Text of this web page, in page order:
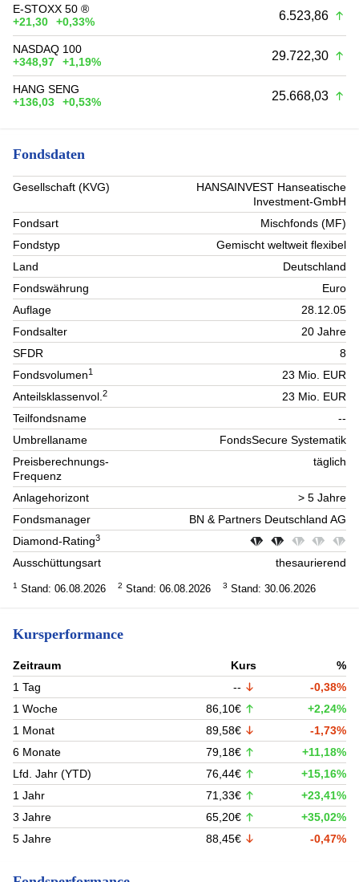
E-STOXX 50 ®
+21,30
+0,33% 6.523,86
NASDAQ 100
+348,97
+1,19% 29.722,30
HANG SENG
+136,03
+0,53% 25.668,03
Fondsdaten
Gesellschaft (KVG)
HANSAINVEST Hanseatische
Investment-GmbH
Fondsart
Mischfonds (MF)
Fondstyp
Gemischt weltweit flexibel
Land
Deutschland
Fondswährung
Euro
Auflage
28.12.05
Fondsalter
20 Jahre
SFDR
8
Fondsvolumen1
23 Mio. EUR
Anteilsklassenvol.2
23 Mio. EUR
Teilfondsname
--
Umbrellaname
FondsSecure Systematik
Preisberechnungs-
Frequenz
täglich
Anlagehorizont
> 5 Jahre
Fondsmanager
BN & Partners Deutschland AG
Diamond-Rating3
Ausschüttungsart thesaurierend
1 Stand: 06.08.2026 2 Stand: 06.08.2026 3 Stand: 30.06.2026
Kursperformance
Zeitraum Kurs
%
1 Tag
--
-0,38%
1 Woche
86,10€
+2,24%
1 Monat
89,58€
-1,73%
6 Monate
79,18€
+11,18%
Lfd. Jahr (YTD)
76,44€
+15,16%
1 Jahr
71,33€
+23,41%
3 Jahre
65,20€
+35,02%
5 Jahre
88,45€ -0,47%